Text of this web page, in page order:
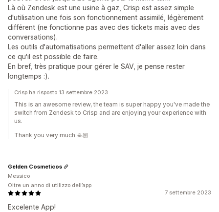
Là où Zendesk est une usine à gaz, Crisp est assez simple
d'utilisation une fois son fonctionnement assimilé, légèrement
différent (ne fonctionne pas avec des tickets mais avec des
conversations).
Les outils d'automatisations permettent d'aller assez loin dans
ce qu'il est possible de faire.
En bref, très pratique pour gérer le SAV, je pense rester
longtemps :).
Crisp ha risposto 13 settembre 2023
This is an awesome review, the team is super happy you've made the
switch from Zendesk to Crisp and are enjoying your experience with
us.
Thank you very much 🙏🏼
7 settembre 2023
Excelente App!
Gelden Cosmeticos
Messico
Oltre un anno di utilizzo dell’app